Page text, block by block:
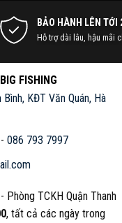
BẢO HÀNH LÊN TỚI
Hỗ trợ dài lâu, hậu mãi
FISHING
Bình, KĐT Văn Quán, Hà
- 086 793 7997
TCKH Quận Thanh
, tất cả các ngày trong